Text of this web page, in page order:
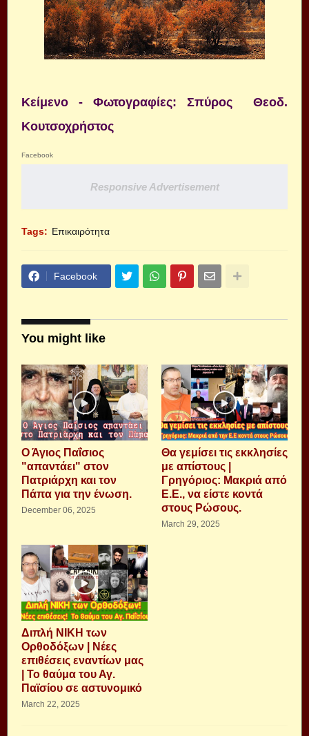
Κείμενο - Φωτογραφίες: Σπύρος Θεοδ.
Κουτσοχρήστος
Facebook
Responsive Advertisement
Tags: Επικαιρότητα
Facebook
You might like
Ο Άγιος Παΐσιος
"απαντάει" στον
Πατριάρχη και τον
Πάπα για την ένωση.
December 06, 2025
Θα γεμίσει τις εκκλησίες
με απίστους |
Γρηγόριος: Μακριά από
Ε.Ε., να είστε κοντά
στους Ρώσους.
March 29, 2025
Διπλή ΝΙΚΗ των
Ορθοδόξων | Νέες
επιθέσεις εναντίων μας
| Το θαύμα του Αγ.
Παϊσίου σε αστυνομικό
March 22, 2025